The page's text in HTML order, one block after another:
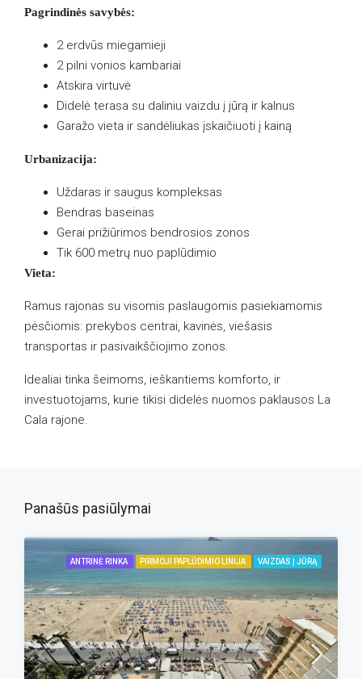
Pagrindinės savybės:
2 erdvūs miegamieji
2 pilni vonios kambariai
Atskira virtuvė
Didelė terasa su daliniu vaizdu į jūrą ir kalnus
Garažo vieta ir sandėliukas įskaičiuoti į kainą
Urbanizacija:
Uždaras ir saugus kompleksas
Bendras baseinas
Gerai prižiūrimos bendrosios zonos
Tik 600 metrų nuo paplūdimio
Vieta:
Ramus rajonas su visomis paslaugomis pasiekiamomis
pėsčiomis: prekybos centrai, kavinės, viešasis
transportas ir pasivaikščiojimo zonos.
Idealiai tinka šeimoms, ieškantiems komforto, ir
investuotojams, kurie tikisi didelės nuomos paklausos La
Cala rajone.
Panašūs pasiūlymai
ANTRINĖ RINKA PIRMOJI PAPLŪDIMIO LINIJA VAIZDAS Į JŪRĄ